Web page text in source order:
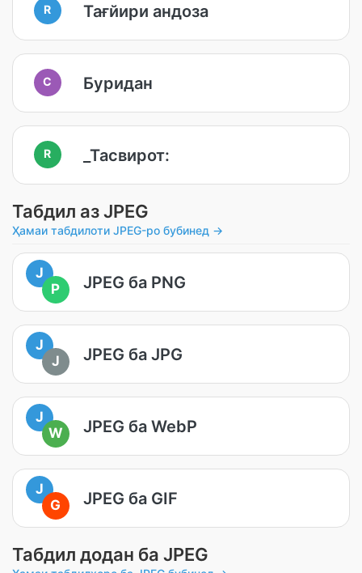
R Тағйири андоза
C Буридан
R _Тасвирот:
Табдил аз JPEG
Ҳамаи табдилоти JPEG-ро бубинед →
J
P
JPEG ба PNG
J
J
JPEG ба JPG
J
W
JPEG ба WebP
J
G
JPEG ба GIF
Табдил додан ба JPEG